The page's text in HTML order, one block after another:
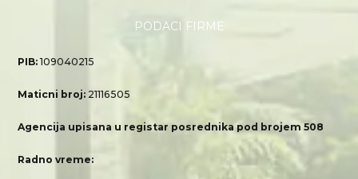
PODACI FIRME
PIB:109040215
Maticni broj: 21116505
Agencija upisana u registar posrednika pod brojem 508
Radno vreme: